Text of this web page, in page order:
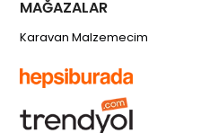
MAĞAZALAR
Karavan Malzemecim